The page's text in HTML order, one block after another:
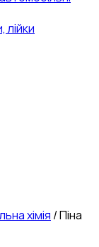
лійки
хімія /Піна